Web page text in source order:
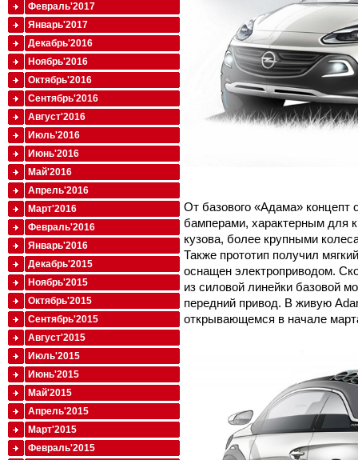
От базового «Адама»
бамперами, характерным для
кузова, более крупными
Также прототип получил
оснащен электроприводом.
из силовой линейки базовой
передний привод. В живую
открывающемся в начале
Февраль'2017
Январь'2017
Декабрь'2016
Ноябрь'2016
Октябрь'2016
Сентябрь'2016
Август'2016
Июль'2016
Июнь'2016
Май'2016
Апрель'2016
Март'2016
Февраль'2016
Январь'2016
Декабрь'2015
Ноябрь'2015
Октябрь'2015
Сентябрь'2015
Август'2015
Июль'2015
Июнь'2015
Май'2015
Апрель'2015
Март'2015
Февраль'2015